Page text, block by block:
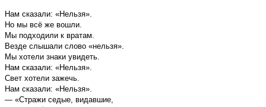
Нам сказали: «Нельзя».
Но мы всё же вошли.
Мы подходили к вратам.
Везде слышали слово «нельзя».
Мы хотели знаки увидеть.
Нам сказали: «Нельзя».
Свет хотели зажечь.
Нам сказали: «Нельзя».
— «Стражи седые, видавшие,